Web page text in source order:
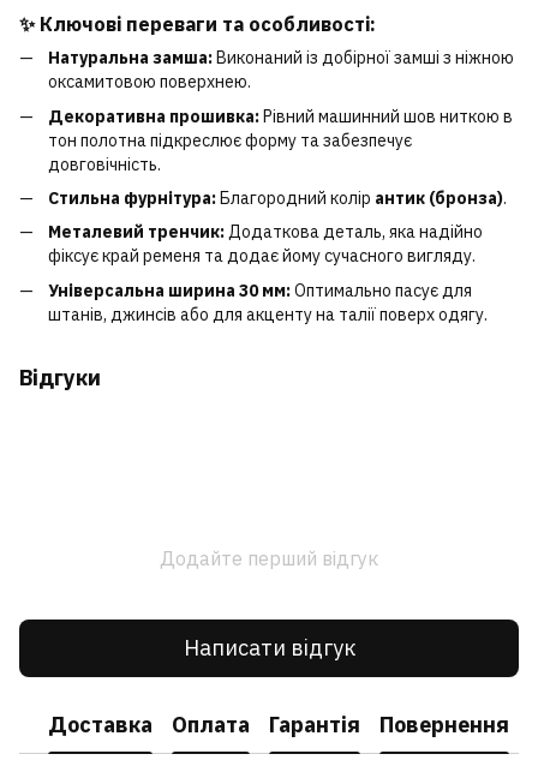
✨Ключові переваги та особливості:
Натуральна замша:Виконаний із добірної замші з ніжною
оксамитовою поверхнею.
Декоративна прошивка:Рівний машинний шов ниткою в
тон полотна підкреслює форму та забезпечує
довговічність.
Стильна фурнітура:Благородний колір антик (бронза).
Металевий тренчик:Додаткова деталь, яка надійно
фіксує край ременя та додає йому сучасного вигляду.
Універсальна ширина 30 мм:Оптимально пасує для
штанів, джинсів або для акценту на талії поверх одягу.
Відгуки
Додайте перший відгук
Написати відгук
Доставка Оплата Гарантія Повернення